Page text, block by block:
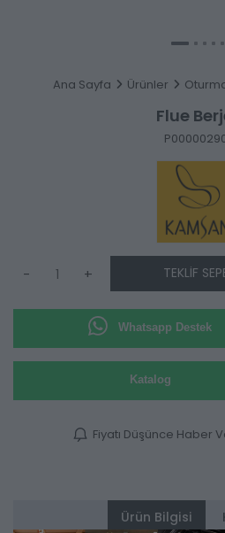
Ana Sayfa Ürünler
Flue
- + TEKLIF
Whatsapp Destek
Katalog
Fiyatı Düşünce Haber
Ürün Bilgisi